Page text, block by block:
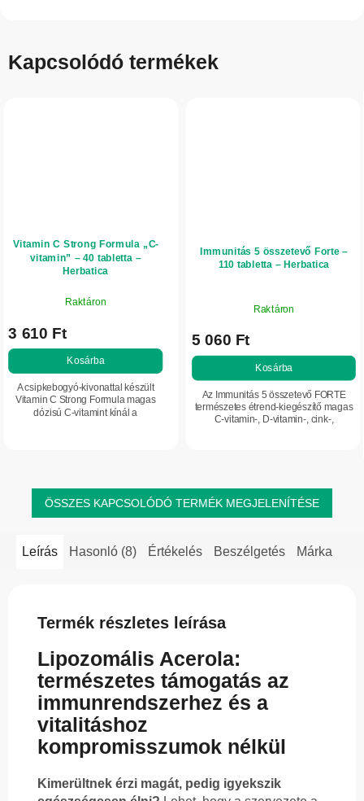
Kapcsolódó termékek
Vitamin C Strong Formula „C-
vitamin” – 40 tabletta –
Herbatica
Raktáron
3 610 Ft
Kosárba
A csipkebogyó-kivonattal készült
Vitamin C Strong Formula magas
dózisú C-vitamint kínál a
Immunitás 5 összetevő Forte –
110 tabletta – Herbatica
Raktáron
5 060 Ft
Kosárba
Az Immunitás 5 összetevő FORTE
természetes étrend-kiegészítő magas
C-vitamin-, D-vitamin-, cink-,
ÖSSZES KAPCSOLÓDÓ TERMÉK MEGJELENÍTÉSE
Leírás Hasonló (8) Értékelés Beszélgetés Márka
Termék részletes leírása
Lipozomális Acerola:
természetes támogatás az
immunrendszerhez és a
vitalitáshoz
kompromisszumok nélkül
Kimerültnek érzi magát, pedig igyekszik